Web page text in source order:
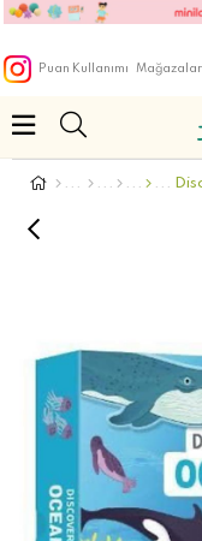
Puan Kullanımı Mağazalar